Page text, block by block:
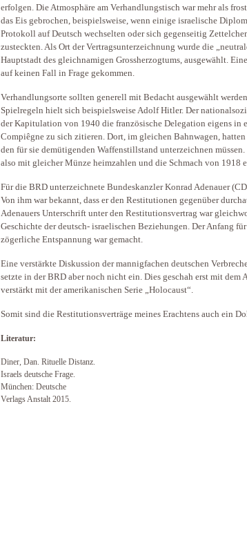
erfolgen. Die Atmosphäre am Verhandlungstisch war mehr als
das Eis gebrochen, beispielsweise, wenn einige israelische
Protokoll auf Deutsch wechselten oder sich gegenseitig
zusteckten. Als Ort der Vertragsunterzeichnung wurde die
Hauptstadt des gleichnamigen Grossherzogtums, ausgewählt.
auf keinen Fall in Frage gekommen.
Verhandlungsorte sollten generell mit Bedacht ausgewählt
Spielregeln hielt sich beispielsweise Adolf Hitler. Der
der Kapitulation von 1940 die französische Delegation eigens in
Compiêgne zu sich zitieren. Dort, im gleichen Bahnwagen,
den für sie demütigenden Waffenstillstand unterzeichnen
also mit gleicher Münze heimzahlen und die Schmach von 1918
Für die BRD unterzeichnete Bundeskanzler Konrad Adenauer
Von ihm war bekannt, dass er den Restitutionen gegenüber
Adenauers Unterschrift unter den Restitutionsvertrag war
Geschichte der deutsch- israelischen Beziehungen. Der Anfang
zögerliche Entspannung war gemacht.
Eine verstärkte Diskussion der mannigfachen deutschen
setzte in der BRD aber noch nicht ein. Dies geschah erst mit dem
verstärkt mit der amerikanischen Serie „Holocaust“.
Somit sind die Restitutionsverträge meines Erachtens auch ein
Literatur:
Diner, Dan. Rituelle Distanz.
Israels deutsche Frage.
München: Deutsche
Verlags Anstalt 2015.